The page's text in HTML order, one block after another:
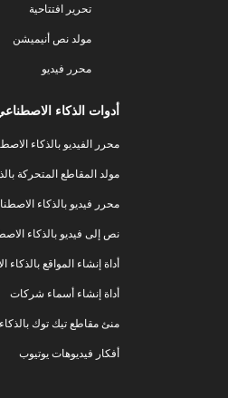
تحرير افتتاحية
مولد نص أنيميشن
محرر فيديو
أدوات الذكاء
محرر الفيديو بالذكاء
مولد المقاطع المتحركة
محرر فيديو بالذكاء
نص إلى فيديو بالذكاء
أداة إنشاء المواقع
أداة إنشاء أسماء شركات
منئ مقاطع تيك توك
أفكار فيديوهات يوتيوب